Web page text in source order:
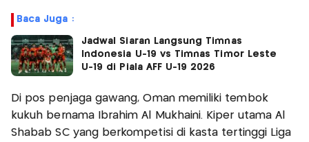
Baca Juga :
Jadwal Siaran Langsung Timnas
Indonesia U-19 vs Timnas Timor Leste
U-19 di Piala AFF U-19 2026
Di pos penjaga gawang, Oman memiliki tembok
kukuh bernama Ibrahim Al Mukhaini. Kiper utama Al
Shabab SC yang berkompetisi di kasta tertinggi Liga